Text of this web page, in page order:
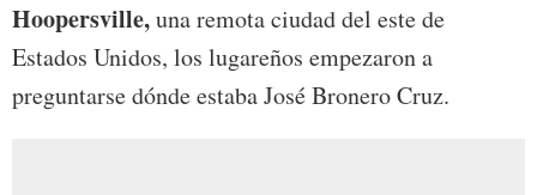
Hoopersville,una remota ciudad del este de
Estados Unidos, los lugareños empezaron a
preguntarse dónde estaba José Bronero Cruz.